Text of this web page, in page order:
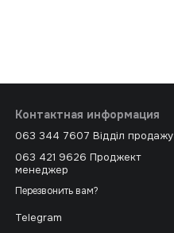
Контактная информация
063 344 7607 Відділ продажу
063 421 9626 Проджект
менеджер
Перезвонить вам?
Telegram